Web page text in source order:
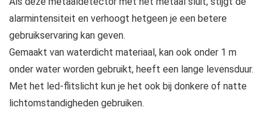
alarmintensiteit en verhoogt hetgeen je een betere
gebruikservaring kan geven.
Gemaakt van waterdicht materiaal, kan ook onder 1 m
onder water worden gebruikt, heeft een lange levensduur.
Met het led-flitslicht kun je het ook bij donkere of natte
lichtomstandigheden gebruiken.